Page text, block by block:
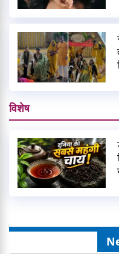
विशेष